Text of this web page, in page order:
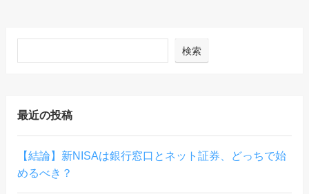
検索
最近の投稿
【結論】新NISAは銀行窓口とネット証券、どっちで始
めるべき？